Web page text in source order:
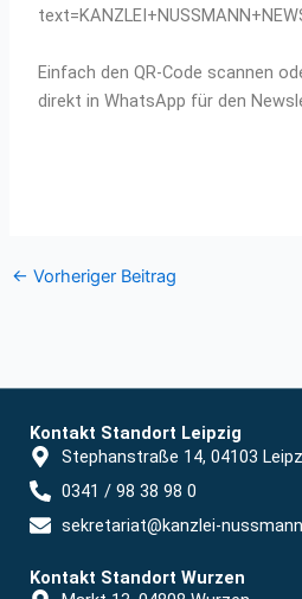
Einfach den QR-Code scannen
direkt in WhatsApp für den
← Vorheriger Beitrag
Kontakt Standort Leipzig
Stephanstraße 14, 04103
0341 / 98 38 98 0
sekretariat@kanzlei-
Kontakt Standort Wurzen